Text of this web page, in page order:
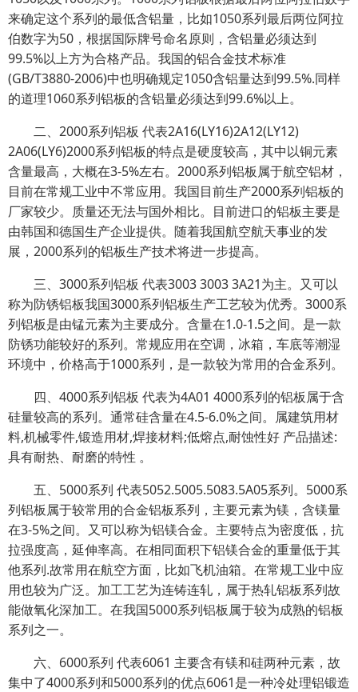
来确定这个系列的最低含铝量，比如1050系列最后两位阿拉
伯数字为50，根据国际牌号命名原则，含铝量必须达到
99.5%以上方为合格产品。我国的铝合金技术标准
(GB/T3880-2006)中也明确规定1050含铝量达到99.5%.同样
的道理1060系列铝板的含铝量必须达到99.6%以上。
二、2000系列铝板 代表2A16(LY16)2A12(LY12)
2A06(LY6)2000系列铝板的特点是硬度较高，其中以铜元素
含量最高，大概在3-5%左右。2000系列铝板属于航空铝材，
目前在常规工业中不常应用。我国目前生产2000系列铝板的
厂家较少。质量还无法与国外相比。目前进口的铝板主要是
由韩国和德国生产企业提供。随着我国航空航天事业的发
展，2000系列的铝板生产技术将进一步提高。
三、3000系列铝板 代表3003 3003 3A21为主。又可以
称为防锈铝板我国3000系列铝板生产工艺较为优秀。3000系
列铝板是由锰元素为主要成分。含量在1.0-1.5之间。是一款
防锈功能较好的系列。常规应用在空调，冰箱，车底等潮湿
环境中，价格高于1000系列，是一款较为常用的合金系列。
四、4000系列铝板 代表为4A01 4000系列的铝板属于含
硅量较高的系列。通常硅含量在4.5-6.0%之间。属建筑用材
料,机械零件,锻造用材,焊接材料;低熔点,耐蚀性好 产品描述:
具有耐热、耐磨的特性 。
五、5000系列 代表5052.5005.5083.5A05系列。5000系
列铝板属于较常用的合金铝板系列，主要元素为镁，含镁量
在3-5%之间。又可以称为铝镁合金。主要特点为密度低，抗
拉强度高，延伸率高。在相同面积下铝镁合金的重量低于其
他系列.故常用在航空方面，比如飞机油箱。在常规工业中应
用也较为广泛。加工工艺为连铸连轧，属于热轧铝板系列故
能做氧化深加工。在我国5000系列铝板属于较为成熟的铝板
系列之一。
六、6000系列 代表6061 主要含有镁和硅两种元素，故
集中了4000系列和5000系列的优点6061是一种冷处理铝锻造